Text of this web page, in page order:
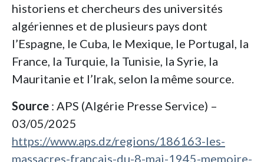
historiens et chercheurs des universités
algériennes et de plusieurs pays dont
l’Espagne, le Cuba, le Mexique, le Portugal, la
France, la Turquie, la Tunisie, la Syrie, la
Mauritanie et l’Irak, selon la même source.
Source : APS (Algérie Presse Service) –
03/05/2025
https://www.aps.dz/regions/186163-les-
massacres-francais-du-8-mai-1945-memoire-